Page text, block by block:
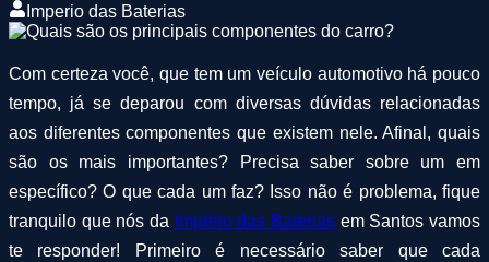
Imperio das Baterias
Com certeza você, que tem um veículo automotivo há pouco
tempo, já se deparou com diversas dúvidas relacionadas
aos diferentes componentes que existem nele. Afinal, quais
são os mais importantes? Precisa saber sobre um em
específico? O que cada um faz? Isso não é problema, fique
tranquilo que nós da
Império das Baterias em Santos vamos
te responder! Primeiro é necessário saber que cada